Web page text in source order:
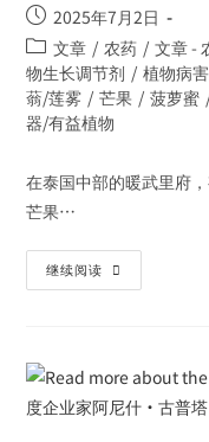
2025年7月2日
文章 / 农药 / 文章 -
物生长调节剂 / 植物病
蓊/莲雾 / 芒果 / 菠萝蜜
器/有益植物
在泰国中部的暖武里府
芒果…
继续阅读